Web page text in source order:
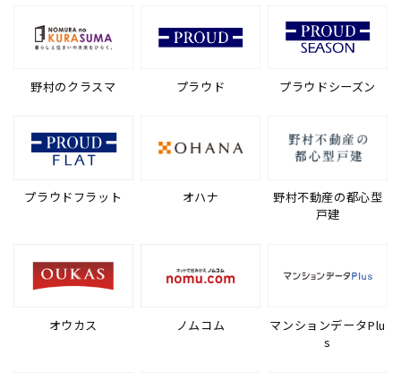
野村のクラスマ プラウド プラウドシーズン
プラウドフラット オハナ
野村不動産の都心型
戸建
オウカス ノムコム
マンションデータPlu
s